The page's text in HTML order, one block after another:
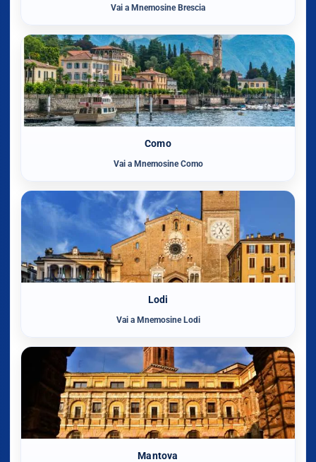
Vai a Mnemosine Brescia
Como
Vai a Mnemosine Como
Lodi
Vai a Mnemosine Lodi
Mantova